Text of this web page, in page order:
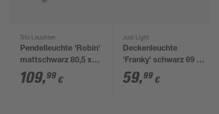
Trio Leuchten
Pendelleuchte 'Robin'
mattschwarz 80,5 x
150 x 10 cm
109,99 €
Just Light
Deckenleuchte
'Franky' schwarz 69 x
120 x 6 cm
59,99 €